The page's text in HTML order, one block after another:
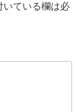
いている欄は必